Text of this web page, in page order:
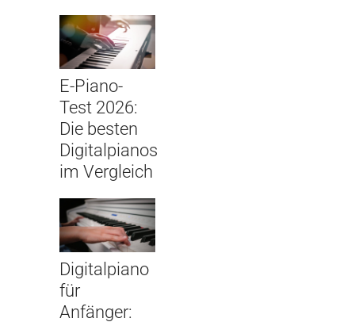
E-Piano-
Test 2026:
Die besten
Digitalpianos
im Vergleich
Digitalpiano
für
Anfänger: